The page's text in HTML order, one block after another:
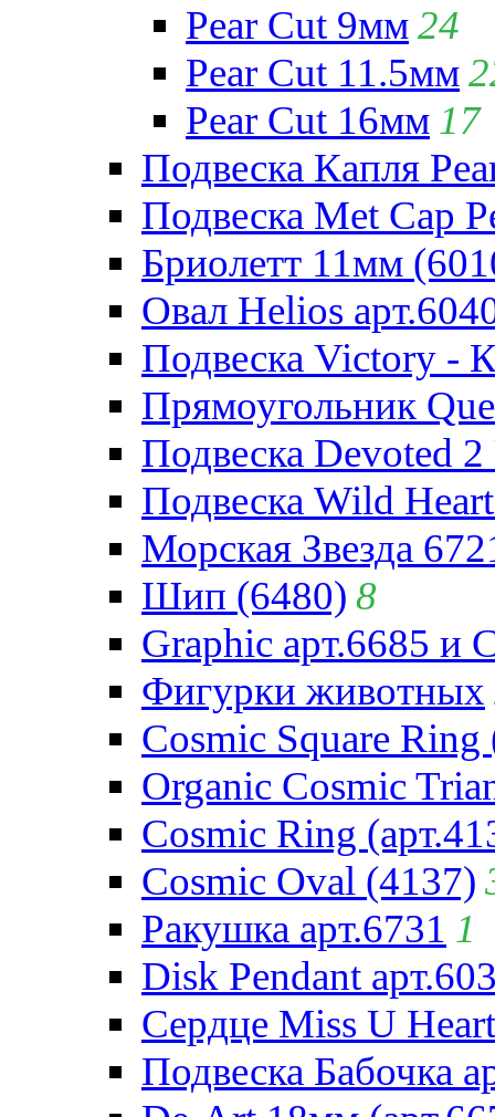
Pear Cut 9мм24
Pear Cut 11.5мм
Pear Cut 16мм 17
Подвеска Капля
Подвеска Met Cap
Бриолетт 11мм
Овал Helios
Подвеска Victory -
Прямоугольник
Подвеска Devoted
Подвеска Wild
Морская Звезда
Шип (6480) 8
Graphic арт.6685 и
Фигурки животных
Cosmic Square Ring
Organic Cosmic
Cosmic Ring
Cosmic Oval (4137)
Ракушка арт.6731 1
Disk Pendant
Сердце Miss U
Подвеска Бабочка